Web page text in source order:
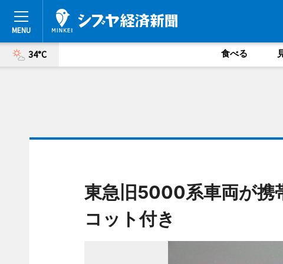
34°C 食べる
東急旧5000系車両が携
コット付き